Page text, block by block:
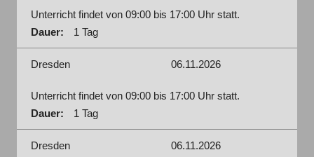
Unterricht findet von 09:00 bis 17:00 Uhr statt.
Dauer:
1 Tag
Dresden 06.11.2026
Unterricht findet von 09:00 bis 17:00 Uhr statt.
Dauer:
1 Tag
Dresden 06.11.2026